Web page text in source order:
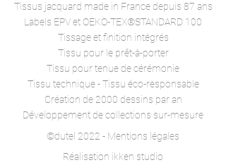
Tissus jacquard made in France depuis 87 ans
Labels EPV et OEKO-TEX®STANDARD 100
Tissage et finition intégrés
Tissu pour le prêt-à-porter
Tissu pour tenue de cérémonie
Tissu technique -Tissu éco-responsable
Création de 2000 dessins par an
Développement de collections sur-mesure
©dutel 2022 - Mentions légales
Réalisation ikken studio